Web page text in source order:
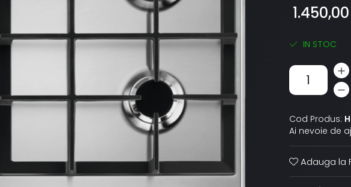
IN STOC
Cod Produs:
Ai nevoie de
Adauga la